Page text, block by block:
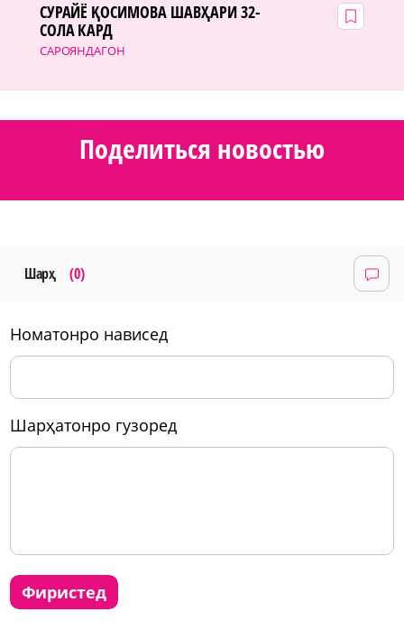
САРОЯНДАГОН
СУРАЙЁ ҚОСИМОВА ШАВҲАРИ 32-
СОЛА КАРД
Поделиться новостью
Шарҳ (0)
номатонро нависед
шарҳатонро гузоред
фиристед